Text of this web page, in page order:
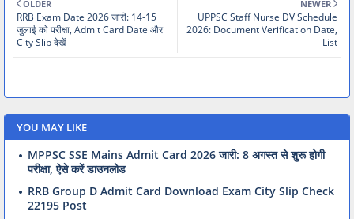
NEWER
UPPSC Staff Nurse DV Schedule
2026: Document Verification Date,
List
OLDER
RRB Exam Date 2026 जारी: 14-15
जुलाई को परीक्षा, Admit Card Date और
City Slip देखें
YOU MAY LIKE
MPPSC SSE Mains Admit Card 2026 जारी: 8 अगस्त से शुरू होगी
परीक्षा, ऐसे करें डाउनलोड
RRB Group D Admit Card Download Exam City Slip Check
22195 Post